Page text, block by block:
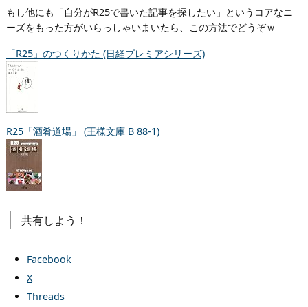
もし他にも「自分がR25で書いた記事を探したい」というコアなニ
ーズをもった方がいらっしゃいまいたら、この方法でどうぞｗ
「R25」のつくりかた (日経プレミアシリーズ)
R25「酒肴道場」 (王様文庫 B 88-1)
共有しよう！
Facebook
X
Threads